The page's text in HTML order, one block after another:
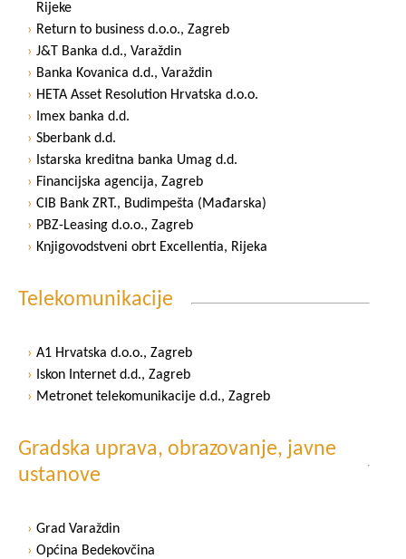
Rijeke
Return to business d.o.o., Zagreb
J&T Banka d.d., Varaždin
Banka Kovanica d.d., Varaždin
HETA Asset Resolution Hrvatska d.o.o.
Imex banka d.d.
Sberbank d.d.
Istarska kreditna banka Umag d.d.
Financijska agencija, Zagreb
CIB Bank ZRT., Budimpešta (Mađarska)
PBZ-Leasing d.o.o., Zagreb
Knjigovodstveni obrt Excellentia, Rijeka
Telekomunikacije
A1 Hrvatska d.o.o., Zagreb
Iskon Internet d.d., Zagreb
Metronet telekomunikacije d.d., Zagreb
Gradska uprava, obrazovanje, javne
ustanove
Grad Varaždin
Općina Bedekovčina